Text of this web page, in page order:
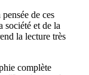
de ces
société et de la
la lecture très
complète